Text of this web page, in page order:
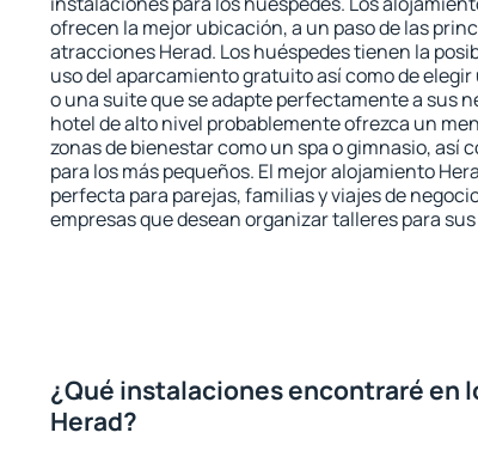
ofrecen la mejor ubicación, a un paso de las
atracciones Herad. Los huéspedes tienen la
uso del aparcamiento gratuito así como de
o una suite que se adapte perfectamente a sus
hotel de alto nivel probablemente ofrezca un
zonas de bienestar como un spa o gimnasio, así
para los más pequeños. El mejor alojamiento
perfecta para parejas, familias y viajes de
empresas que desean organizar talleres para
¿Qué instalaciones encontraré en
Herad?